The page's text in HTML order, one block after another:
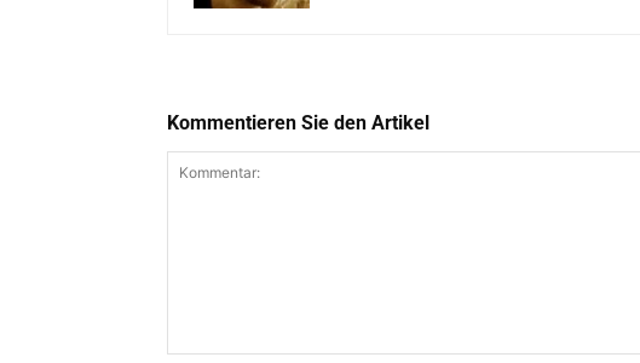
Kommentieren Sie den Artikel